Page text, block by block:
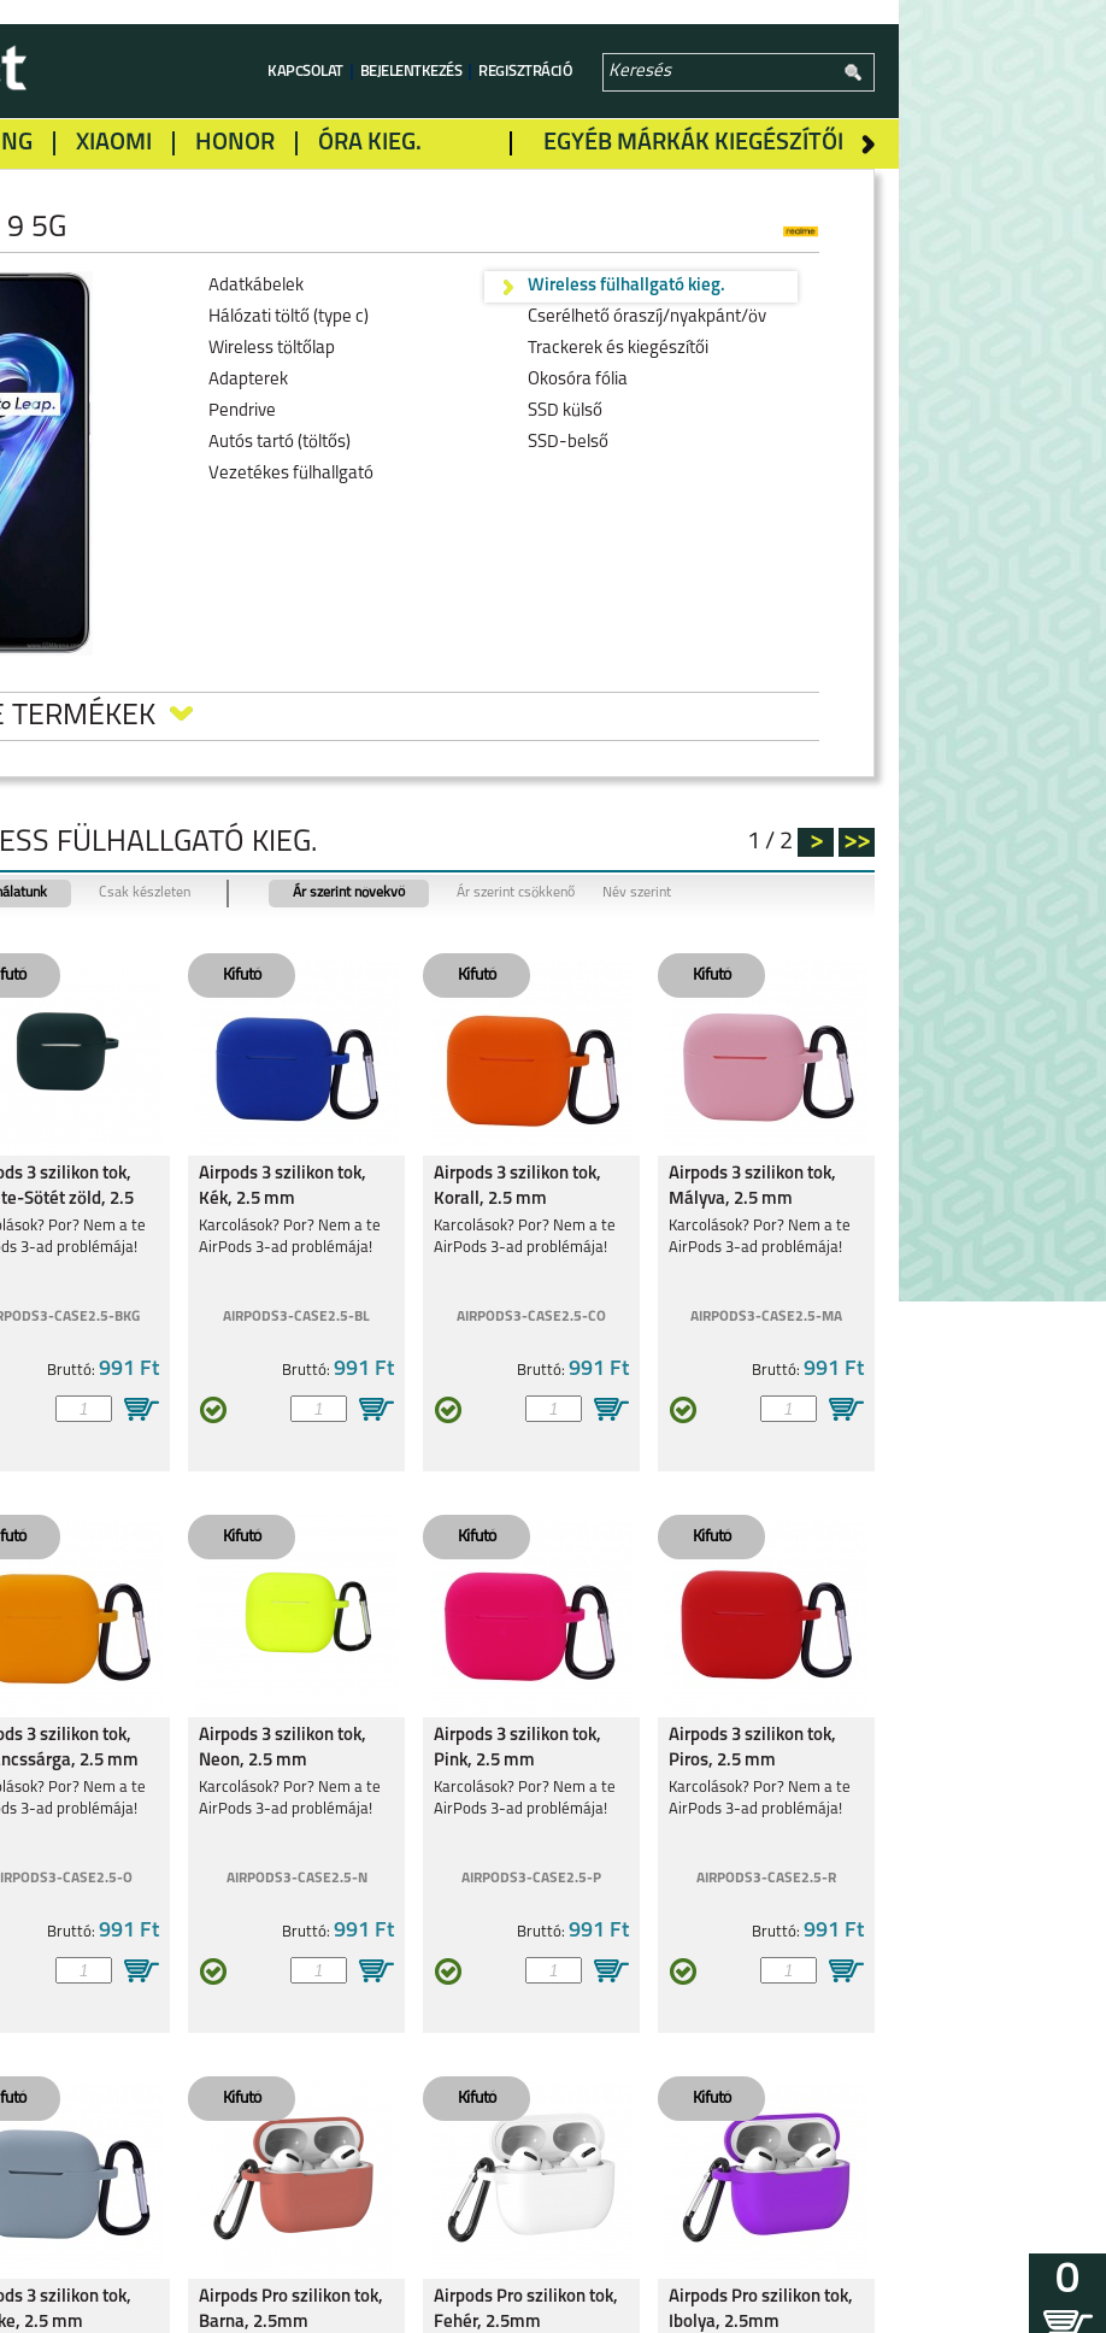
KAPCSOLAT BEJELENTKEZÉS REGISZTRÁCIÓ
EGYÉB MÁRKÁK KIEGÉSZÍTŐI
XIAOMI HONOR ÓRA KIEG.
9 5G
Adatkábelek
Hálózati töltő (type c)
Wireless töltőlap
Adapterek
Pendrive
Autós tartó (töltős)
Vezetékes fülhallgató
Wireless fülhallgató kieg.
Cserélhető óraszíj/nyakpánt/öv
Trackerek és kiegészítői
Okosóra fólia
SSD külső
SSD-belső
TERMÉKEK
50 REALME 11 5G REALME 9 PRO 5G REALME C55
C35
REALMEGT
EXPLORER MASTER
REALME 8I REALME C11
1 / 2 > >>
FÜLHALLGATÓ KIEG.
Csak készleten Ár szerint növekvő Ár szerint csökkenő Név szerint
3 szilikon tok,
Sötét zöld, 2.5
Por? Nem a te
3-ad problémája!
CASE2.5-BKG
Bruttó: 991 Ft
Airpods 3 szilikon tok,
Kék, 2.5 mm
Karcolások? Por? Nem a te
AirPods 3-ad problémája!
AIRPODS3-CASE2.5-BL
Bruttó: 991 Ft
Airpods 3 szilikon tok,
Korall, 2.5 mm
Karcolások? Por? Nem a te
AirPods 3-ad problémája!
AIRPODS3-CASE2.5-CO
Bruttó: 991 Ft
Airpods 3 szilikon tok,
Mályva, 2.5 mm
Karcolások? Por? Nem a te
AirPods 3-ad problémája!
AIRPODS3-CASE2.5-MA
Bruttó: 991 Ft
3 szilikon tok,
2.5 mm
Por? Nem a te
3-ad problémája!
CASE2.5-O
Bruttó: 991 Ft
Airpods 3 szilikon tok,
Neon, 2.5 mm
Karcolások? Por? Nem a te
AirPods 3-ad problémája!
AIRPODS3-CASE2.5-N
Bruttó: 991 Ft
Airpods 3 szilikon tok,
Pink, 2.5 mm
Karcolások? Por? Nem a te
AirPods 3-ad problémája!
AIRPODS3-CASE2.5-P
Bruttó: 991 Ft
Airpods 3 szilikon tok,
Piros, 2.5 mm
Karcolások? Por? Nem a te
AirPods 3-ad problémája!
AIRPODS3-CASE2.5-R
Bruttó: 991 Ft
3 szilikon tok,
2.5 mm
Airpods Pro szilikon tok,
Barna, 2.5mm
Airpods Pro szilikon tok,
Fehér, 2.5mm
Airpods Pro szilikon tok,
Ibolya, 2.5mm
0